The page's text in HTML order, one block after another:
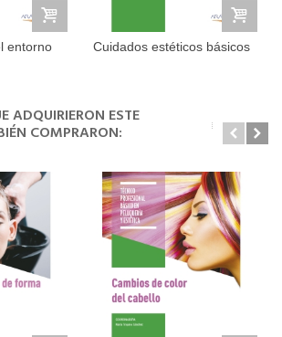
entorno
Cuidados estéticos básicos
ADQUIRIERON ESTE
COMPRARON: